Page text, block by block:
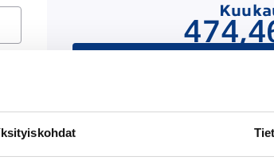
Rahoituslaskelma on suuntaa
Näytärahoitustiedot